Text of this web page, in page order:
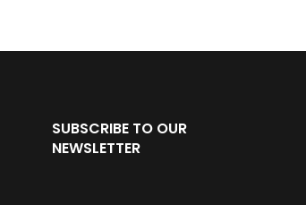
SUBSCRIBE TO OUR
NEWSLETTER